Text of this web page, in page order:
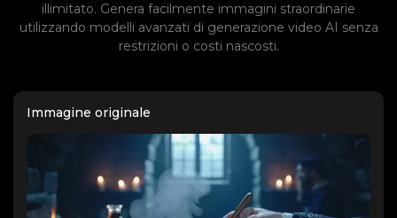
illimitato. Genera facilmente immagini straordinarie
utilizzando modelli avanzati di generazione video AI senza
restrizioni o costi nascosti.
Immagine originale